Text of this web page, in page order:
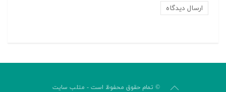
© تمام حقوق محفوظ است - متلب سایت